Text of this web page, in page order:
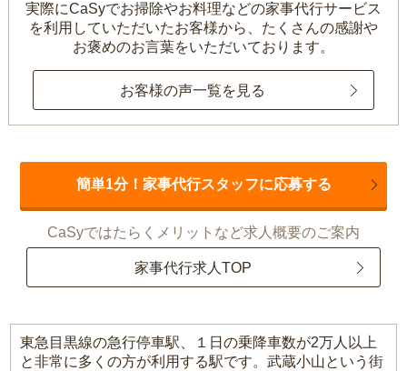
実際にCaSyでお掃除やお料理などの家事代行サービス
を利用していただいたお客様から、 たくさんの感謝や
お褒めのお言葉をいただいております。
お客様の声一覧を見る
簡単1分！家事代行スタッフに応募する
CaSyではたらくメリットなど求人概要のご案内
家事代行求人TOP
東急目黒線の急行停車駅、１日の乗降車数が2万人以上
と非常に多くの方が利用する駅です。武蔵小山という街